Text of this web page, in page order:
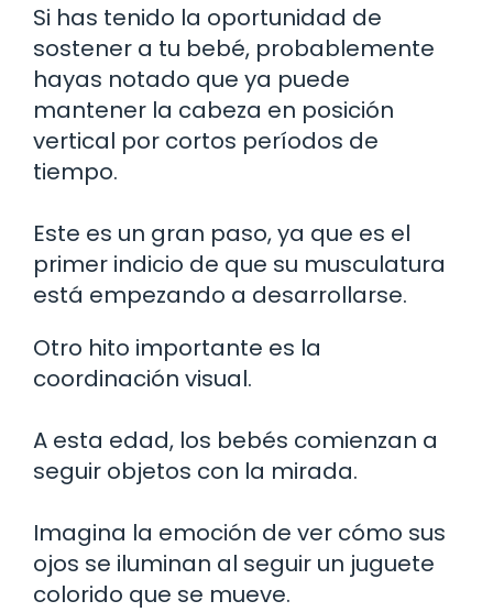
Si has tenido la oportunidad de
sostener a tu bebé, probablemente
hayas notado que ya puede
mantener la cabeza en posición
vertical por cortos períodos de
tiempo.
Este es un gran paso, ya que es el
primer indicio de que su musculatura
está empezando a desarrollarse.
Otro hito importante es la
coordinación visual.
A esta edad, los bebés comienzan a
seguir objetos con la mirada.
Imagina la emoción de ver cómo sus
ojos se iluminan al seguir un juguete
colorido que se mueve.